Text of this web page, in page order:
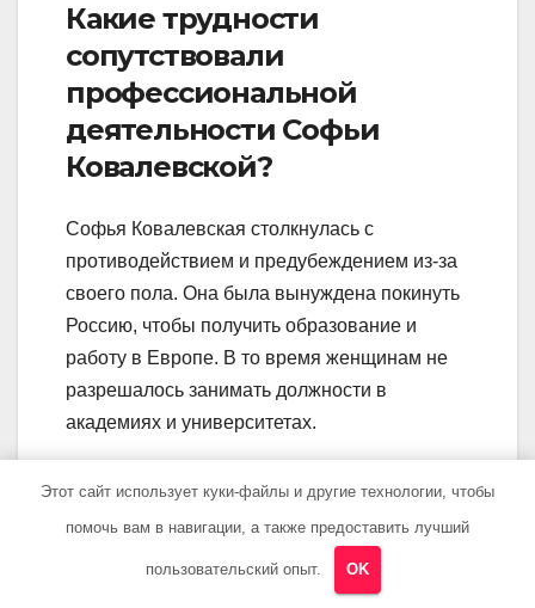
Какие трудности
сопутствовали
профессиональной
деятельности Софьи
Ковалевской?
Софья Ковалевская столкнулась с
противодействием и предубеждением из-за
своего пола. Она была вынуждена покинуть
Россию, чтобы получить образование и
работу в Европе. В то время женщинам не
разрешалось занимать должности в
академиях и университетах.
Какое значение имеет
научное наследие Софьи
Ковалевской?
Этот сайт использует куки-файлы и другие технологии, чтобы
помочь вам в навигации, а также предоставить лучший
пользовательский опыт. OK